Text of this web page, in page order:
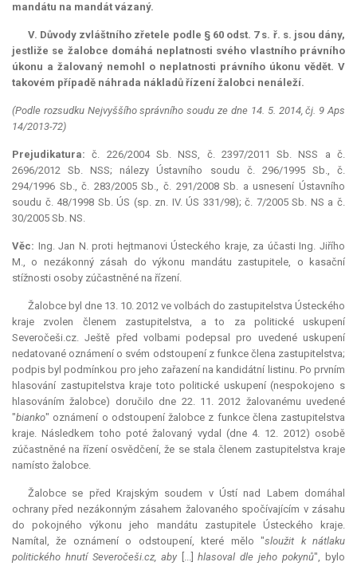
mandátu na mandát vázaný.
V. Důvody zvláštního zřetele podle § 60 odst. 7 s. ř. s. jsou dány,
jestliže se žalobce domáhá neplatnosti svého vlastního právního
úkonu a žalovaný nemohl o neplatnosti právního úkonu vědět. V
takovém případě náhrada nákladů řízení žalobci nenáleží.
(Podle rozsudku Nejvyššího správního soudu ze dne 14. 5. 2014, čj. 9 Aps
14/2013-72)
Prejudikatura:č. 226/2004 Sb. NSS, č. 2397/2011 Sb. NSS a č.
2696/2012 Sb. NSS; nálezy Ústavního soudu č. 296/1995 Sb., č.
294/1996 Sb., č. 283/2005 Sb., č. 291/2008 Sb. a usnesení Ústavního
soudu č. 48/1998 Sb. ÚS (sp. zn. IV. ÚS 331/98); č. 7/2005 Sb. NS a č.
30/2005 Sb. NS.
Věc: Ing. Jan N. proti hejtmanovi Ústeckého kraje, za účasti Ing. Jiřího
M., o nezákonný zásah do výkonu mandátu zastupitele, o kasační
stížnosti osoby zúčastněné na řízení.
Žalobce byl dne 13. 10. 2012 ve volbách do zastupitelstva Ústeckého
kraje zvolen členem zastupitelstva, a to za politické uskupení
Severočeši.cz. Ještě před volbami podepsal pro uvedené uskupení
nedatované oznámení o svém odstoupení z funkce člena zastupitelstva;
podpis byl podmínkou pro jeho zařazení na kandidátní listinu. Po prvním
hlasování zastupitelstva kraje toto politické uskupení (nespokojeno s
hlasováním žalobce) doručilo dne 22. 11. 2012 žalovanému uvedené
"bianko" oznámení o odstoupení žalobce z funkce člena zastupitelstva
kraje. Následkem toho poté žalovaný vydal (dne 4. 12. 2012) osobě
zúčastněné na řízení osvědčení, že se stala členem zastupitelstva kraje
namísto žalobce.
Žalobce se před Krajským soudem v Ústí nad Labem domáhal
ochrany před nezákonným zásahem žalovaného spočívajícím v zásahu
do pokojného výkonu jeho mandátu zastupitele Ústeckého kraje.
Namítal, že oznámení o odstoupení, které mělo "sloužit k nátlaku
politického hnutí Severočeši.cz, aby
[...]hlasoval dle jeho pokynů", bylo